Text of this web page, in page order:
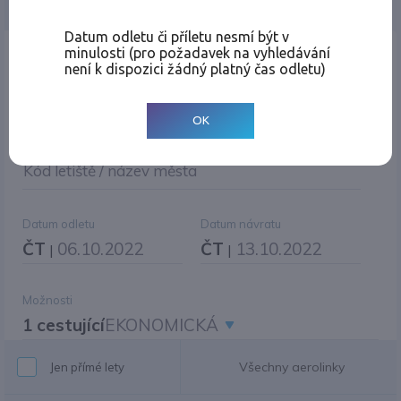
Místo odletu
Kód letiště / název města
Datum odletu
ČT | 06.10.2022
Datum návratu
ČT | 13.10.2022
Možnosti
1 cestujícíEKONOMICKÁ
Jen přímé lety Všechny aerolinky
Datum odletu či příletu nesmí být v
minulosti (pro požadavek na vyhledávání
není k dispozici žádný platný čas odletu)
OK